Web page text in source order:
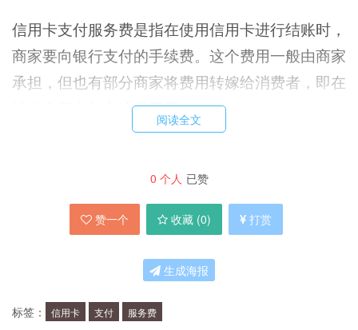
信用卡支付服务费是指在使用信用卡进行结账时，
商家要向银行支付的手续费。这个费用一般由商家
承担，但也有部分商家将费用转嫁给消费者，即在
结账金额中加入这种费用。
信用卡支付服务费是银行为了支付信用卡交易的成
本而收取的费用，包含了网络交易费、银行交易
费、清算费等。商家需要承担这些费用，因为使用
和安全的方式。
阅读全文
0 个人 已赞
赞一个 收藏 (0) 打赏
生成海报
标签： 信用卡 支付 服务费